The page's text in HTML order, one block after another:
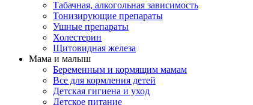
Табачная, алкогольная зависимость
Тонизирующие препараты
Ушные препараты
Холестерин
Щитовидная железа
Мама и малыш
Беременным и кормящим мамам
Все для кормления детей
Детская гигиена и уход
Детское питание